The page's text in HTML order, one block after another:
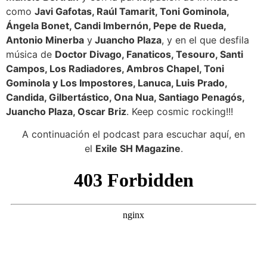
como Javi Gafotas, Raúl Tamarit, Toni Gominola,
Ángela Bonet, Candi Imbernón, Pepe de Rueda,
Antonio Minerba y Juancho Plaza, y en el que desfila
música de Doctor Divago, Fanaticos, Tesouro, Santi
Campos, Los Radiadores, Ambros Chapel, Toni
Gominola y Los Impostores, Lanuca, Luis Prado,
Candida, Gilbertástico, Ona Nua, Santiago Penagós,
Juancho Plaza, Oscar Briz. Keep cosmic rocking!!!
A continuación el podcast para escuchar aquí, en
el Exile SH Magazine.